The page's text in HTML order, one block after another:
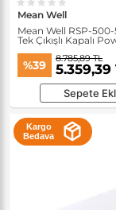
Mean Well
Mean Well RSP-
Tek Çıkışlı Kapalı
%39 8.785,89 TL
5.359,39
Sepete
Kargo
Bedava